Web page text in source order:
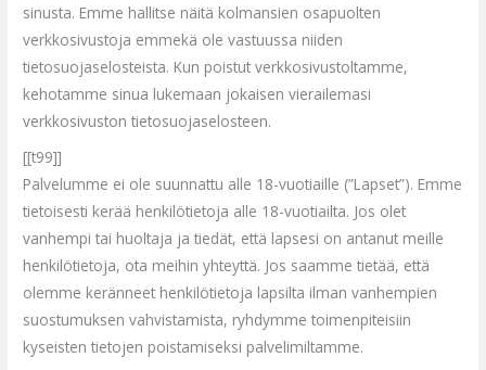
sinusta. Emme hallitse näitä kolmansien osapuolten
verkkosivustoja emmekä ole vastuussa niiden
tietosuojaselosteista. Kun poistut verkkosivustoltamme,
kehotamme sinua lukemaan jokaisen vierailemasi
verkkosivuston tietosuojaselosteen.
[[t99]]
Palvelumme ei ole suunnattu alle 18-vuotiaille (”Lapset”). Emme
tietoisesti kerää henkilötietoja alle 18-vuotiailta. Jos olet
vanhempi tai huoltaja ja tiedät, että lapsesi on antanut meille
henkilötietoja, ota meihin yhteyttä. Jos saamme tietää, että
olemme keränneet henkilötietoja lapsilta ilman vanhempien
suostumuksen vahvistamista, ryhdymme toimenpiteisiin
kyseisten tietojen poistamiseksi palvelimiltamme.